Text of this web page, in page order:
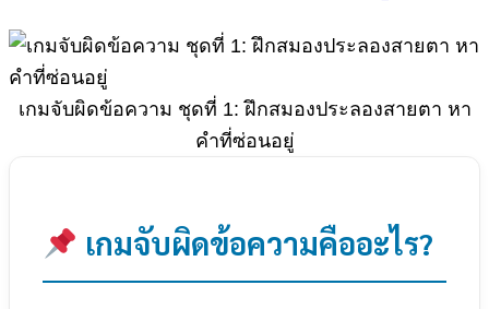
เกมจับผิดข้อความ ชุดที่ 1: ฝึกสมองประลองสายตา หา
คำที่ซ่อนอยู่
เกมจับผิดข้อความคืออะไร?